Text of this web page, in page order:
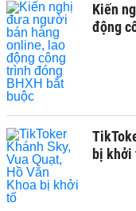
Kiến
động
bị khởi